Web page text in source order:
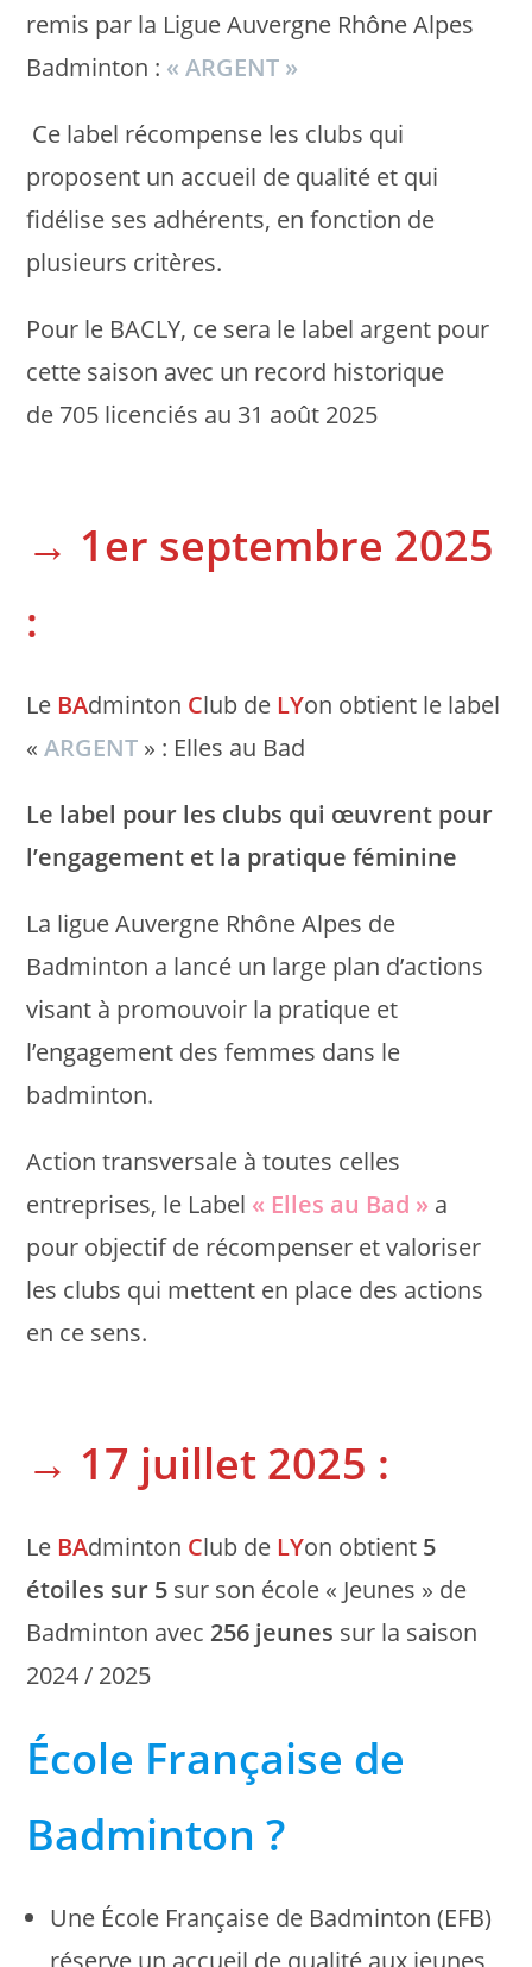
remis par la Ligue Auvergne Rhône Alpes
Badminton : « ARGENT »
Ce label récompense les clubs qui
proposent un accueil de qualité et qui
fidélise ses adhérents, en fonction de
plusieurs critères.
Pour le BACLY, ce sera le label argent pour
cette saison avec un record historique
de 705 licenciés au 31 août 2025
→ 1er septembre 2025
:
Le BAdminton Club de LYon obtient le label
«ARGENT » : Elles au Bad
Le label pour les clubs qui œuvrent pour
l’engagement et la pratique féminine
La ligue Auvergne Rhône Alpes de
Badminton a lancé un large plan d’actions
visant à promouvoir la pratique et
l’engagement des femmes dans le
badminton.
Action transversale à toutes celles
entreprises, le Label « Elles au Bad » a
pour objectif de récompenser et valoriser
les clubs qui mettent en place des actions
en ce sens.
→ 17 juillet 2025 :
Le BAdminton Club de LYon obtient 5
étoiles sur 5 sur son école « Jeunes » de
Badminton avec 256 jeunes sur la saison
2024 / 2025
École Française de
Badminton ?
Une École Française de Badminton (EFB)